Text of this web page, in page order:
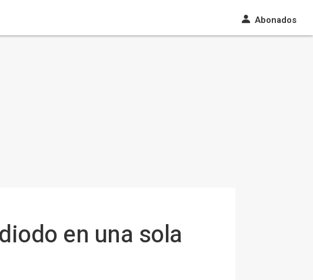
Abonados
en una sola